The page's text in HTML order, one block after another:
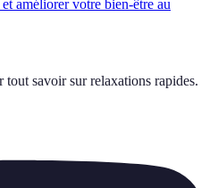
améliorer votre bien-être au
tout savoir sur relaxations rapides.